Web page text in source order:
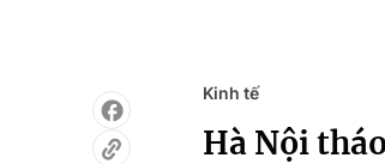
Kinh tế
Hà Nội